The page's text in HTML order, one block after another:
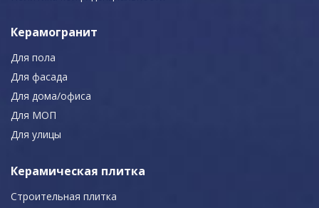
Керамогранит
Для пола
Для фасада
Для дома/офиса
Для МОП
Для улицы
Керамическая плитка
Строительная плитка